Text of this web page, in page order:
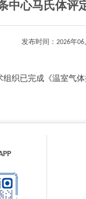
中心马氏体评
发布时间：2026年
织已完成《温室气